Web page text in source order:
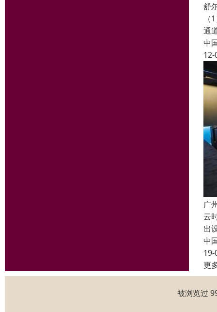
舒
通
中
12-
广
云
出
中
19-
更
被浏览过